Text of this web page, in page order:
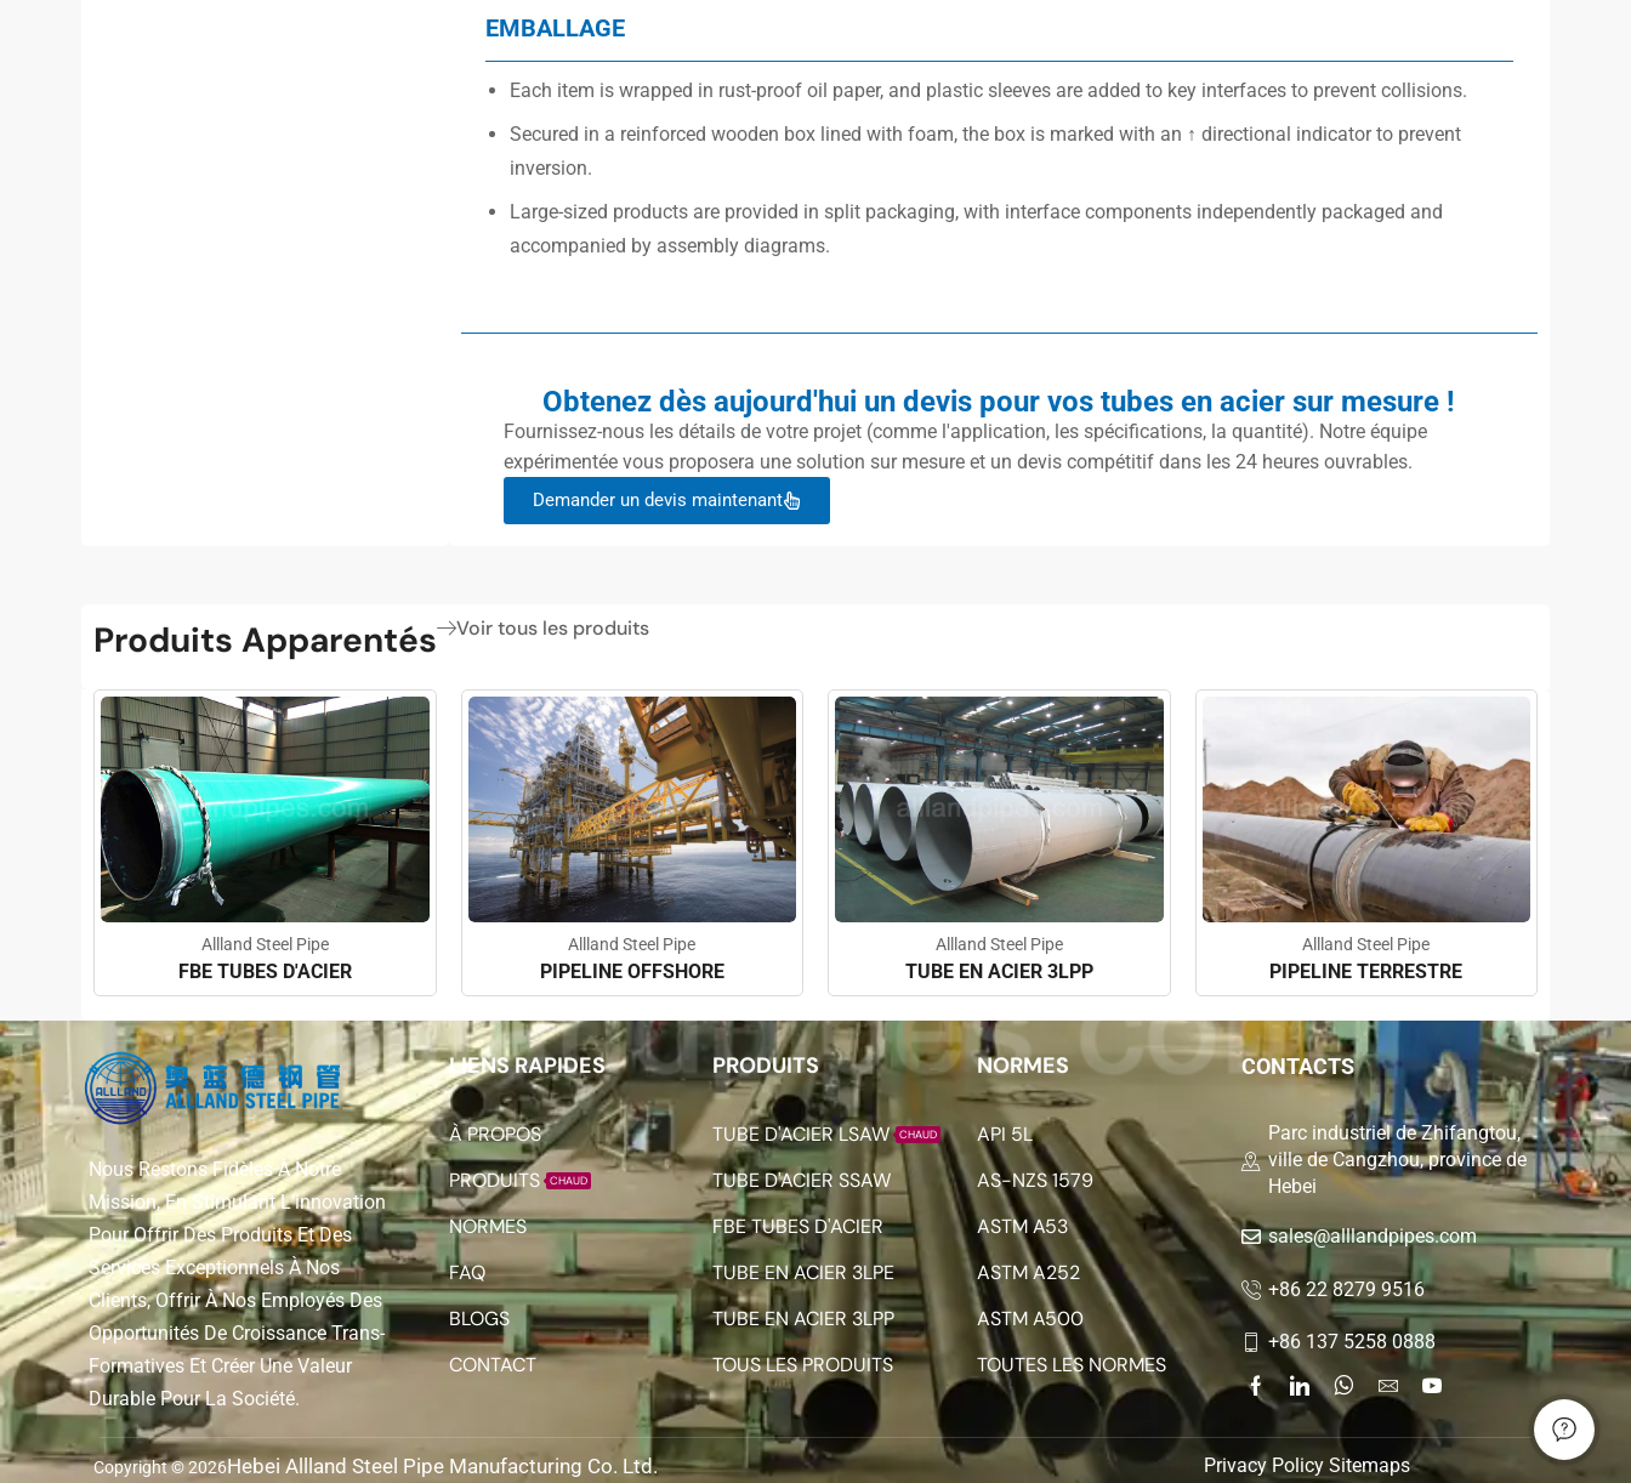
EMBALLAGE
Each item is wrapped in rust-proof oil paper, and plastic sleeves are added to key interfaces to prevent collisions.
Secured in a reinforced wooden box lined with foam, the box is marked with an ↑ directional indicator to prevent
inversion.
Large-sized products are provided in split packaging, with interface components independently packaged and
accompanied by assembly diagrams.
Obtenez dès aujourd'hui un devis pour vos tubes en acier sur mesure !
Fournissez-nous les détails de votre projet (comme l'application, les spécifications, la quantité). Notre équipe
expérimentée vous proposera une solution sur mesure et un devis compétitif dans les 24 heures ouvrables.
Demander un devis maintenant
Produits Apparentés Voir tous les produits
Allland Steel Pipe
FBE TUBES D'ACIER
Allland Steel Pipe
PIPELINE OFFSHORE
Allland Steel Pipe
TUBE EN ACIER 3LPP
Allland Steel Pipe
PIPELINE TERRESTRE
Nous Restons Fidèles À Notre
Mission, En Stimulant L'innovation
Pour Offrir Des Produits Et Des
Services Exceptionnels À Nos
Clients, Offrir À Nos Employés Des
Opportunités De Croissance Trans-
Formatives Et Créer Une Valeur
Durable Pour La Société.
LIENS RAPIDES
À PROPOS
PRODUITS
CHAUD
NORMES
FAQ
BLOGS
CONTACT
PRODUITS
TUBE D'ACIER LSAW CHAUD
TUBE D'ACIER SSAW
FBE TUBES D'ACIER
TUBE EN ACIER 3LPE
TUBE EN ACIER 3LPP
TOUS LES PRODUITS
NORMES
API 5L
AS-NZS 1579
ASTM A53
ASTM A252
ASTM A500
TOUTES LES NORMES
CONTACTS
Parc industriel de Zhifangtou,
ville de Cangzhou, province de
Hebei
sales@alllandpipes.com
+86 22 8279 9516
+86 137 5258 0888
Copyright © 2026Hebei Allland Steel Pipe Manufacturing Co. Ltd. Privacy Policy Sitemaps